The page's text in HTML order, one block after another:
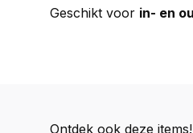
Geschikt voor in- en
Ontdek ook deze items!